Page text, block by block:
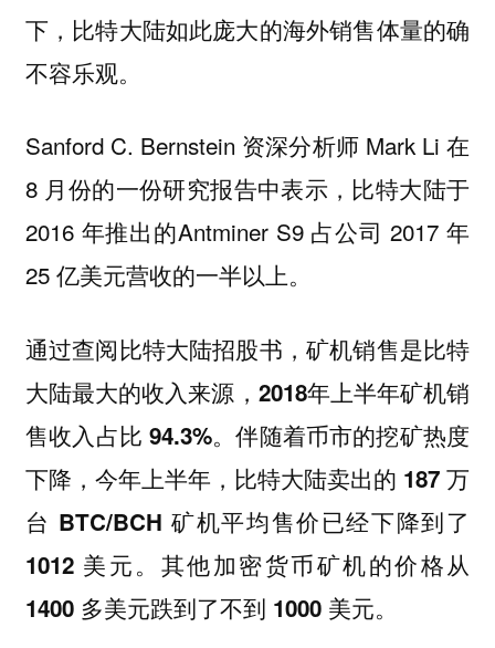
下，比特大陆如此庞大的海外销售体量的确
不容乐观。
Sanford C. Bernstein 资深分析师 Mark Li 在
8 月份的一份研究报告中表示，比特大陆于
2016 年推出的Antminer S9 占公司 2017 年
25 亿美元营收的一半以上。
通过查阅比特大陆招股书，矿机销售是比特
大陆最大的收入来源，2018年上半年矿机销
售收入占比 94.3%。伴随着币市的挖矿热度
下降，今年上半年，比特大陆卖出的 187 万
台 BTC/BCH 矿机平均售价已经下降到了
1012 美元。其他加密货币矿机的价格从
1400 多美元跌到了不到 1000 美元。